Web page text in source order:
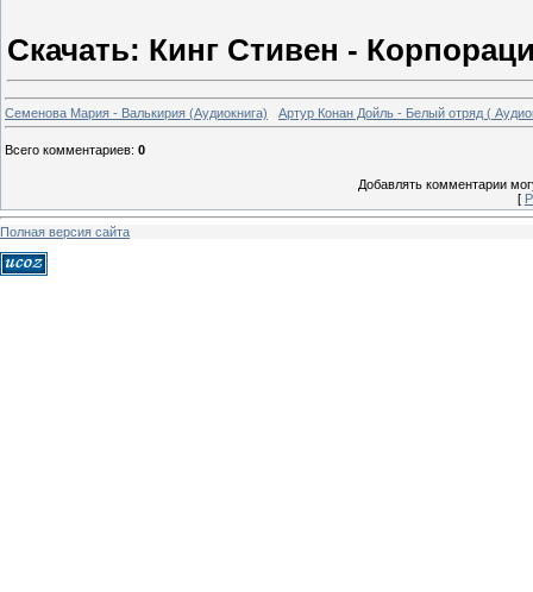
Скачать: Кинг Стивен -
Семенова Мария - Валькирия (Аудиокнига) Артур Конан Дойль - Белый отряд (
Всего комментариев: 0
Добавлять комментарии
[
Полная версия сайта